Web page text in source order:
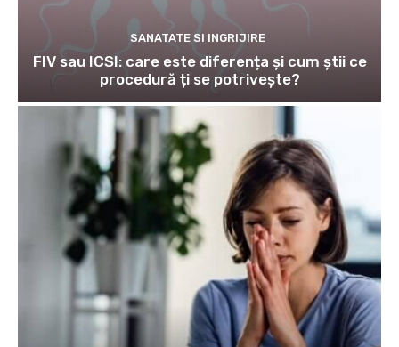
SANATATE SI INGRIJIRE
FIV sau ICSI: care este diferența și cum știi ce
procedură ți se potrivește?